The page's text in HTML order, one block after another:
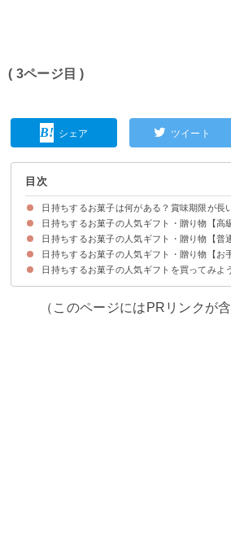
( 3ページ目 )
シェア ツイート
目次
日持ちするお菓子は何がある？賞味期限が長
日持ちするお菓子の人気ギフト・贈り物【高
①千疋屋総本店「フルーツゼリー」
②VESTRI「クリームチョコレート」
③東京自由が丘モンブラン「クッキーギフト」
④LADUREE「アイスクリーム」
⑤GODIVA「チョコレート」
⑥ルワンジュ東京「パリトロ」
日持ちするお菓子の人気ギフト・贈り物【普
①治一郎「バームクーヘン」
②ガトーフェスタハラダ「ラスク」
③ヨックモック「シガール」
④神戸「チーズケーキセット」
⑤とらや「羊羹」
⑥アンリ・シャルパンティエ「プチフィナンシ
日持ちするお菓子の人気ギフト・贈り物【お
①亀田製菓「ハッピーターン」
②ブルボン「ハイセレクション」
③南風堂「ちんすこう」
④江崎グリコ「ポッキー」
⑤チュッパチャップス「フラワーブーケ」
日持ちするお菓子の人気ギフトを買ってみよ
（このページにはPRリンクが